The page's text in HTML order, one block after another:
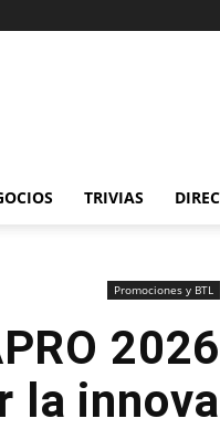
TRIVIAS
Promociones y BTL
la